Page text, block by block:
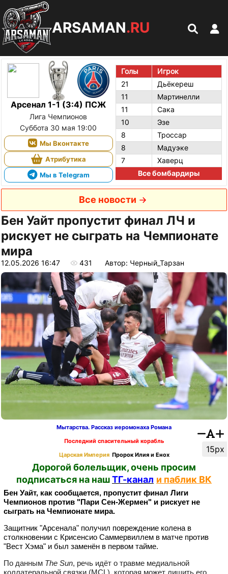
ARSAMAN.RU
Арсенал 1-1 (3:4) ПСЖ
Лига Чемпионов
Суббота 30 мая 19:00
Мы Вконтакте
Атрибутика
Мы в Telegram
Голы
Игрок
21
Дьёкереш
11
Мартинелли
11
Сака
10
Эзе
8
Троссар
8
Мадуэке
7
Хаверц
Все бомбардиры
Все новости
Бен Уайт пропустит финал ЛЧ и
рискует не сыграть на Чемпионате
мира
12.05.2026 16:47 431 Автор: Черный_Тарзан
15px
Мытарства. Рассказ иеромонаха Романа
Последний спасительный корабль
Царская Империя Пророк Илия и Енох
Дорогой болельщик, очень просим
подписаться на нашТГ-канал и паблик ВК
Бен Уайт, как сообщается, пропустит финал Лиги
Чемпионов против "Пари Сен-Жермен" и рискует не
сыграть на Чемпионате мира.
Защитник "Арсенала" получил повреждение колена в
столкновении с Крисенсио Саммервиллем в матче против
"Вест Хэма" и был заменён в первом тайме.
По данным The Sun, речь идёт о травме медиальной
коллатеральной связки (MCL), которая может лишить его